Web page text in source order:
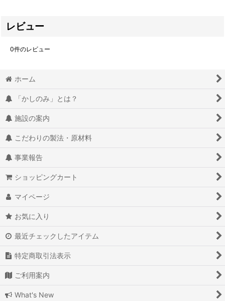
レビュー
0件のレビュー
ホーム
「かしのみ」とは？
施設の案内
こだわりの製法・原材料
事業報告
ショッピングカート
マイページ
お気に入り
最近チェックしたアイテム
特定商取引法表示
ご利用案内
What's New